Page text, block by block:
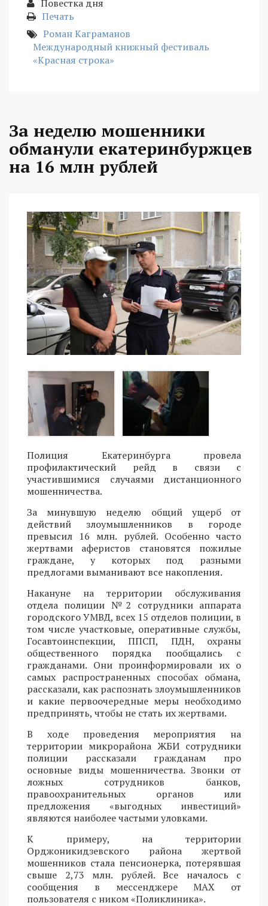
Повестка дня
Печать
Роман Каграманов
Международный книжный фестиваль
«Красная строка»
За неделю мошенники
обманули екатеринбуржцев
на 16 млн рублей
Полиция Екатеринбурга провела
профилактический рейд в связи с
участившимися случаями дистанционного
мошенничества.
За минувшую неделю общий ущерб от
действий злоумышленников в городе
превысил 16 млн. рублей. Особенно часто
жертвами аферистов становятся пожилые
граждане, у которых под разными
предлогами выманивают все накопления.
Накануне на территории обслуживания
отдела полиции №2 сотрудники аппарата
городского УМВД, всех 15 отделов полиции, в
том числе участковые, оперативные службы,
Госавтоинспекции, ППСП, ПДН, охраны
общественного порядка пообщались с
гражданами. Они проинформировали их о
самых распространенных способах обмана,
рассказали, как распознать злоумышленников
и какие первоочередные меры необходимо
предпринять, чтобы не стать их жертвами.
В ходе проведения мероприятия на
территории микрорайона ЖБИ сотрудники
полиции рассказали гражданам про
основные виды мошенничества. Звонки от
ложных сотрудников банков,
правоохранительных органов или
предложения «выгодных инвестиций»
являются наиболее частыми уловками.
К примеру, на территории
Орджоникидзевского района жертвой
мошенников стала пенсионерка, потерявшая
свыше 2,73 млн. рублей. Все началось с
сообщения в мессенджере MAX от
пользователя с ником «Поликлиника».